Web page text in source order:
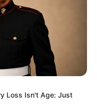
อดู ที่มีชื่อเสียงอยู่ใน
ลุก จะมีเรื่องอะไรบ้าง
Loss Isn't Age: Just